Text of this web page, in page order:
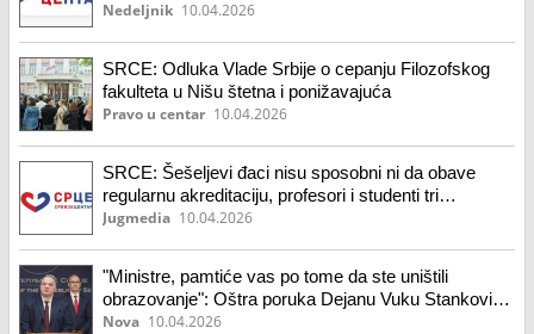
Nedeljnik 10.04.2026
SRCE: Odluka Vlade Srbije o cepanju Filozofskog
fakulteta u Nišu štetna i ponižavajuća
Pravo u centar 10.04.2026
SRCE: Šešeljevi đaci nisu sposobni ni da obave
regularnu akreditaciju, profesori i studenti tri
departmana ucenjeni i kidnapovani
Jugmedia 10.04.2026
"Ministre, pamtiće vas po tome da ste uništili
obrazovanje": Oštra poruka Dejanu Vuku Stankoviću
posle kontroverzne odluke o osnivanju novog
Nova 10.04.2026